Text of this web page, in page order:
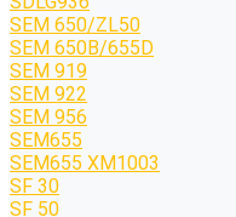
SEM 650/ZL50
SEM 650B/655D
SEM 919
SEM 922
SEM 956
SEM655
SEM655 XM1003
SF 30
SF 50